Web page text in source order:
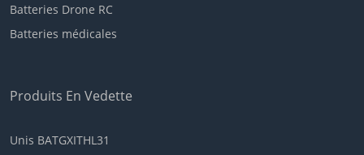
Batteries Drone RC
Batteries médicales
Produits En Vedette
Unis BATGXITHL31